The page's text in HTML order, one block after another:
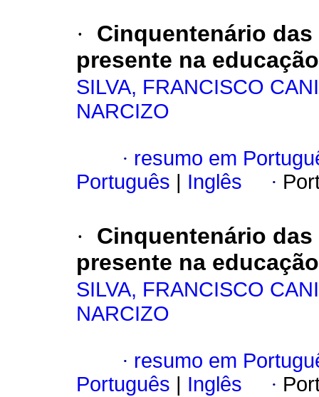
·
Cinquentenário
presente na
SILVA, FRANCISCO
NARCIZO
· resumo em
Português
Inglês ·
·
Cinquentenário
presente na
SILVA, FRANCISCO
NARCIZO
· resumo em
Português
Inglês ·